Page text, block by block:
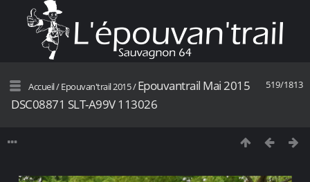
519/1813
Accueil/Epouvan'trail 2015/Epouvantrail Mai 2015
DSC08871 SLT-A99V 113026